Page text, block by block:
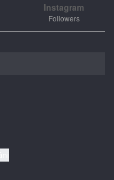
Instagram
Followers